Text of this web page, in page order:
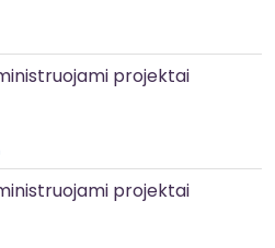
projektai
projektai